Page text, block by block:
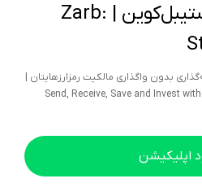
ضرب: کیف‌ پول استیبل‌کوین | Zarb:
بدون واگذاری مالکیت رمزارزهایتان |
Send, Receive, Save and Invest
اپلیکیشن